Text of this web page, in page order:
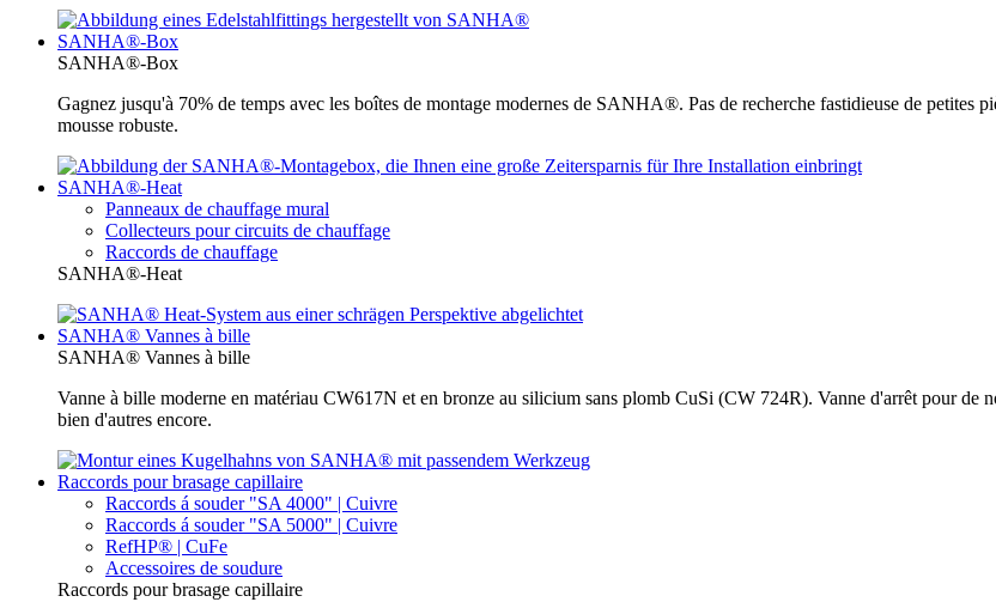
SANHA®-Box
SANHA®-Box
Gagnez jusqu'à 70% de temps avec les boîtes de montage modernes de SANHA®. Pas de recherche fastidieuse de
mousse robuste.
SANHA®-Heat
Panneaux de chauffage mural
Collecteurs pour circuits de chauffage
Raccords de chauffage
SANHA®-Heat
SANHA® Vannes à bille
SANHA® Vannes à bille
Vanne à bille moderne en matériau CW617N et en bronze au silicium sans plomb CuSi (CW 724R). Vanne d'arrêt pour de
bien d'autres encore.
Raccords pour brasage capillaire
Raccords á souder "SA 4000" | Cuivre
Raccords á souder "SA 5000" | Cuivre
RefHP® | CuFe
Accessoires de soudure
Raccords pour brasage capillaire